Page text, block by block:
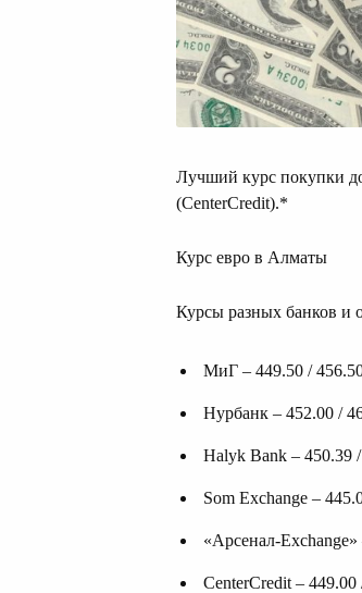
Лучший курс покупки
(CenterCredit).*
Курс евро в Алматы
Курсы разных банков и
МиГ – 449.50 /
Нурбанк – 452.00 /
Halyk Bank – 450.39
Som Exchange –
«Арсенал-
CenterCredit – 449.00